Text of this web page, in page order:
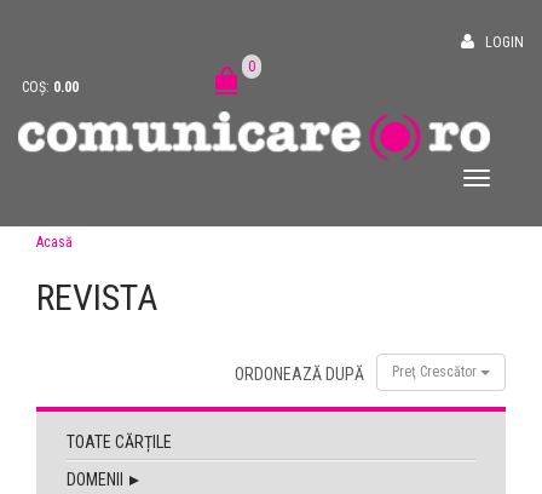
LOGIN
COȘ: 0.00
0
Acasă
REVISTA
Preţ Crescător
ORDONEAZĂ DUPĂ
TOATE CĂRȚILE
DOMENII